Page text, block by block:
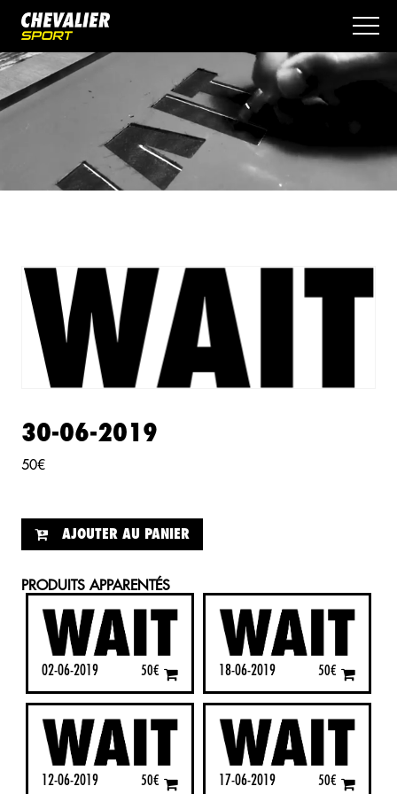
30-06-2019
50€
AJOUTER AU PANIER
PRODUITS APPARENTÉS
02-06-2019 50€ 18-06-2019 50€
12-06-2019 50€ 17-06-2019 50€